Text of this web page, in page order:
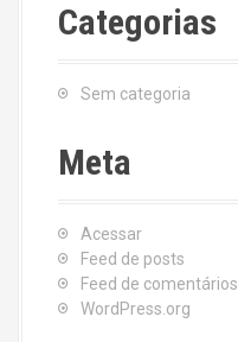
Categorias
Sem categoria
Meta
Acessar
Feed de posts
Feed de comentários
WordPress.org